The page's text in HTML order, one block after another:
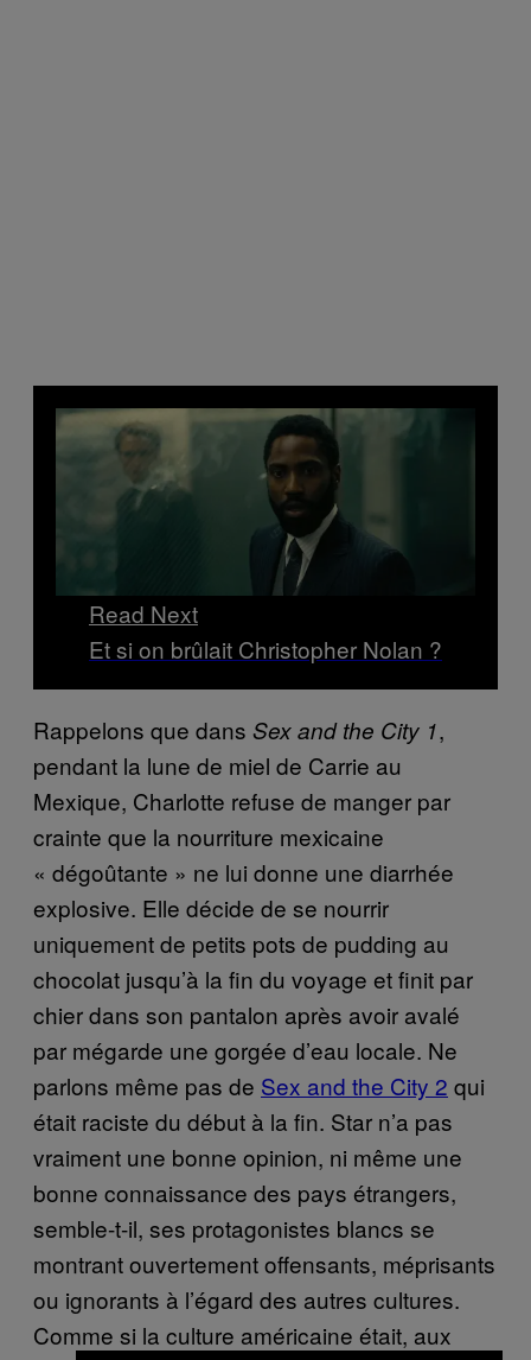
Read Next
Et si on brûlait Christopher Nolan ?
Rappelons que dans Sex and the City 1,
pendant la lune de miel de Carrie au
Mexique, Charlotte refuse de manger par
crainte que la nourriture mexicaine
« dégoûtante » ne lui donne une diarrhée
explosive. Elle décide de se nourrir
uniquement de petits pots de pudding au
chocolat jusqu’à la fin du voyage et finit par
chier dans son pantalon après avoir avalé
par mégarde une gorgée d’eau locale. Ne
parlons même pas de Sex and the City 2 qui
était raciste du début à la fin. Star n’a pas
vraiment une bonne opinion, ni même une
bonne connaissance des pays étrangers,
semble-t-il, ses protagonistes blancs se
montrant ouvertement offensants, méprisants
ou ignorants à l’égard des autres cultures.
Comme si la culture américaine était, aux